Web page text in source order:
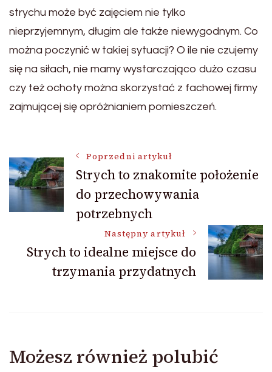
strychu może być zajęciem nie tylko
nieprzyjemnym, długim ale także niewygodnym. Co
można poczynić w takiej sytuacji? O ile nie czujemy
się na siłach, nie mamy wystarczająco dużo czasu
czy też ochoty można skorzystać z fachowej firmy
zajmującej się opróżnianiem pomieszczeń.
Nawigacja
wpisu
Poprzedni artykuł
Strych to znakomite położenie
do przechowywania
potrzebnych
Następny artykuł
Strych to idealne miejsce do
trzymania przydatnych
Możesz również polubić